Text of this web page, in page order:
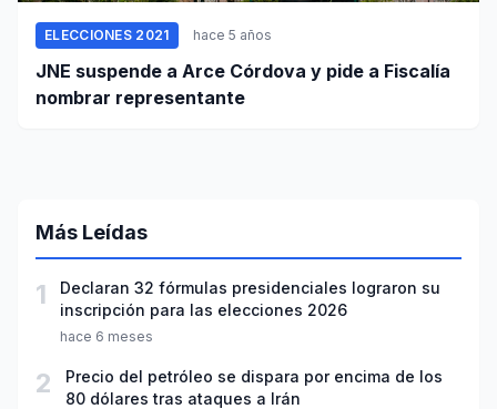
ELECCIONES 2021 hace 5 años
JNE suspende a Arce Córdova y pide a Fiscalía
nombrar representante
Más Leídas
1
Declaran 32 fórmulas presidenciales lograron su
inscripción para las elecciones 2026
hace 6 meses
2
Precio del petróleo se dispara por encima de los
80 dólares tras ataques a Irán